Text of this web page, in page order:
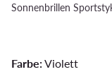
Sonnenbrillen
Farbe:Violett